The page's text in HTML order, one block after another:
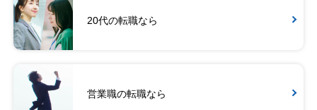
20代の転職なら
営業職の転職なら